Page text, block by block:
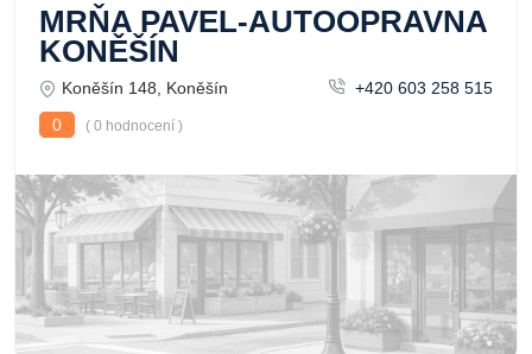
MRŇA PAVEL-AUTOOPRAVNA
KONĚŠÍN
Koněšín 148, Koněšín
+420 603 258 515
0
( 0 hodnocení )